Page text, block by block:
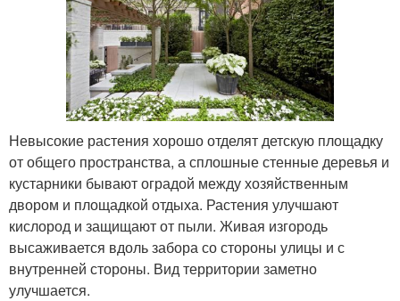
Невысокие растения хорошо отделят детскую площадку
от общего пространства, а сплошные стенные деревья и
кустарники бывают оградой между хозяйственным
двором и площадкой отдыха. Растения улучшают
кислород и защищают от пыли. Живая изгородь
высаживается вдоль забора со стороны улицы и с
внутренней стороны. Вид территории заметно
улучшается.